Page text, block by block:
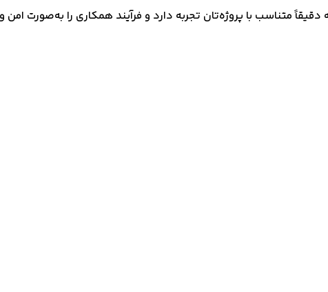
متناسب با پروژه‌تان تجربه دارد و فرآیند همکاری را به‌صورت